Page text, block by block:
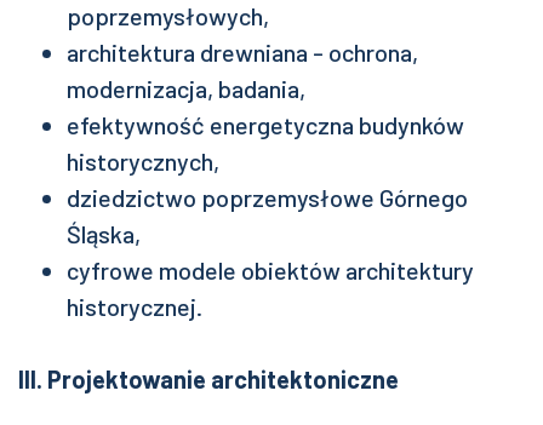
poprzemysłowych,
architektura drewniana - ochrona,
modernizacja, badania,
efektywność energetyczna budynków
historycznych,
dziedzictwo poprzemysłowe Górnego
Śląska,
cyfrowe modele obiektów architektury
historycznej.
III. Projektowanie architektoniczne